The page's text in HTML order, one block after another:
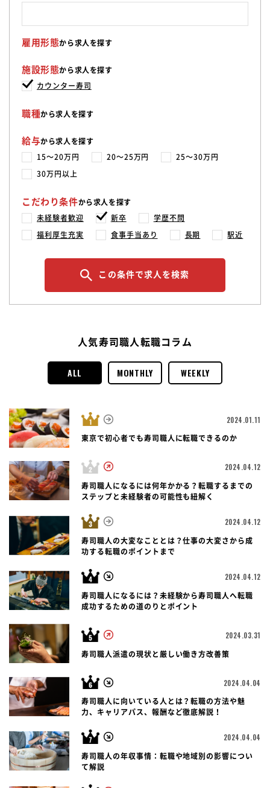
雇用形態から求人を探す
施設形態から求人を探す
カウンター寿司
職種から求人を探す
給与から求人を探す
15〜20万円 20〜25万円 25〜30万円
30万円以上
こだわり条件から求人を探す
未経験者歓迎 新卒 学歴不問
福利厚生充実 食事手当あり 長期 駅近
この条件で求人を検索
人気寿司職人転職コラム
ALL MONTHLY WEEKLY
2024.01.11
東京で初心者でも寿司職人に転職できるのか
2024.04.12
寿司職人になるには何年かかる？転職するまでの
ステップと未経験者の可能性も紐解く
2024.04.12
寿司職人の大変なこととは？仕事の大変さから成
功する転職のポイントまで
2024.04.12
寿司職人になるには？未経験から寿司職人へ転職
成功するための道のりとポイント
2024.03.31
寿司職人派遣の現状と厳しい働き方改善策
2024.04.04
寿司職人に向いている人とは？転職の方法や魅
力、キャリアパス、報酬など徹底解説！
2024.04.04
寿司職人の年収事情：転職や地域別の影響につい
て解説